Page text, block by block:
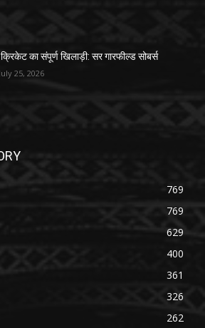
क्रिकेट का संपूर्ण खिलाड़ी: सर गारफील्ड सोबर्स
July 25, 2026
769
769
629
400
361
326
262